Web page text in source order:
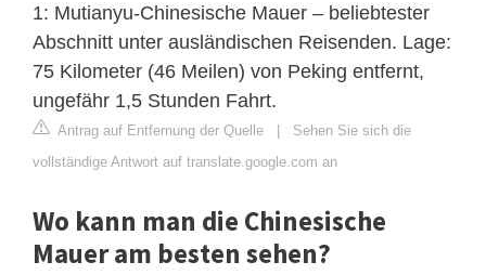
1: Mutianyu-Chinesische Mauer – beliebtester
Abschnitt unter ausländischen Reisenden. Lage:
75 Kilometer (46 Meilen) von Peking entfernt,
ungefähr 1,5 Stunden Fahrt.
Antrag auf Entfernung der Quelle | Sehen Sie sich die
vollständige Antwort auf translate.google.com an
Wo kann man die Chinesische
Mauer am besten sehen?